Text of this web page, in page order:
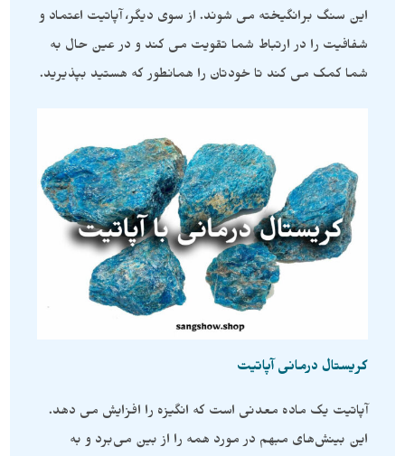
این سنگ برانگیخته می شوند. از سوی دیگر، آپاتیت اعتماد و
شفافیت را در ارتباط شما تقویت می کند و در عین حال به
شما کمک می کند تا خودتان را همانطور که هستید بپذیرید.
کریستال درمانی آپاتیت
آپاتیت یک ماده معدنی است که انگیزه را افزایش می دهد.
این بینش‌های مبهم در مورد همه را از بین می‌برد و به